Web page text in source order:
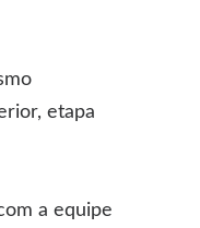
etapa
a equipe